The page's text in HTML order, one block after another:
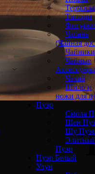
Термосы
Типоды
Фигурки
Чабань
(Чайная
Чайники
Чайные
Аксессуары
Чахай
Шило и
ножи для
Пуэр
Смола
Шен
Шу
Пуэр
Пуэр Белый
Улун